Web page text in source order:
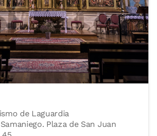
de Laguardia
Plaza de San Juan